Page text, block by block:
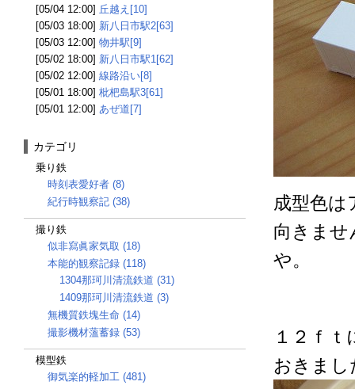
成型色は
向きませ
や。
１２ｆ
おきまし
[05/04 12:00] 丘越え[10]
[05/03 18:00] 新八日市駅2[63]
[05/03 12:00] 物井駅[9]
[05/02 18:00] 新八日市駅1[62]
[05/02 12:00] 線路沿い[8]
[05/01 18:00] 枇杷島駅3[61]
[05/01 12:00] あぜ道[7]
カテゴリ
乗り鉄
時刻表愛好者 (8)
紀行時観察記 (38)
撮り鉄
似非寫眞家気取 (18)
本能的観察記録 (118)
1304那珂川清流鉄道 (31)
1409那珂川清流鉄道 (3)
無機質鉄塊生命 (14)
撮影機材薀蓄録 (53)
模型鉄
御気楽的軽加工 (481)